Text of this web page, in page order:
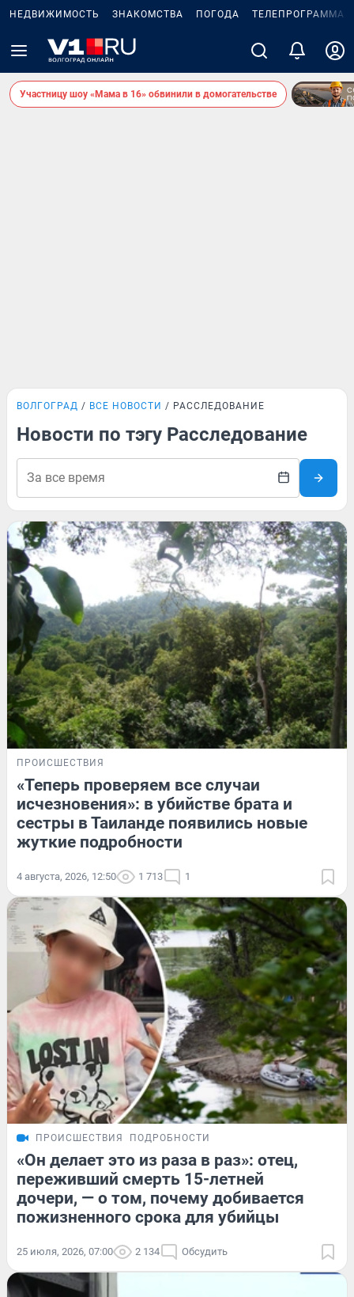
НЕДВИЖИМОСТЬ ЗНАКОМСТВА ПОГОДА ТЕЛЕПРОГРАММА
Участницу шоу «Мама в 16» обвинили в домогательстве
ВОЛГОГРАД ВСЕ НОВОСТИ РАССЛЕДОВАНИЕ
Новости по тэгу Расследование
ПРОИСШЕСТВИЯ
«Теперь проверяем все случаи
исчезновения»: в убийстве брата и
сестры в Таиланде появились новые
жуткие подробности
4 августа, 2026, 12:50 1 713 1
ПРОИСШЕСТВИЯ ПОДРОБНОСТИ
«Он делает это из раза в раз»: отец,
переживший смерть 15-летней
дочери, — о том, почему добивается
пожизненного срока для убийцы
25 июля, 2026, 07:00 2 134 Обсудить